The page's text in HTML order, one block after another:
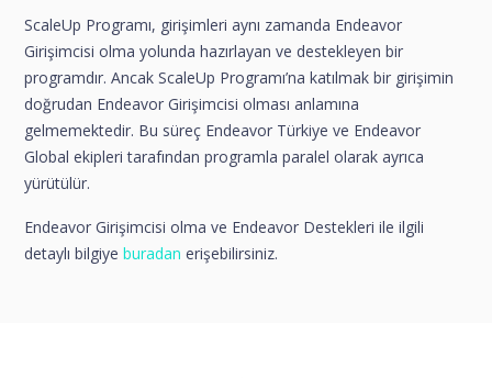
ScaleUp Programı, girişimleri aynı zamanda Endeavor
Girişimcisi olma yolunda hazırlayan ve destekleyen bir
programdır. Ancak ScaleUp Programı’na katılmak bir girişimin
doğrudan Endeavor Girişimcisi olması anlamına
gelmemektedir. Bu süreç Endeavor Türkiye ve Endeavor
Global ekipleri tarafından programla paralel olarak ayrıca
yürütülür.
Endeavor Girişimcisi olma ve Endeavor Destekleri ile ilgili
detaylı bilgiyeburadan erişebilirsiniz.